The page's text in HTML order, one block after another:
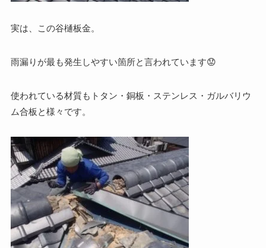
実は、この谷樋板金。
雨漏りが最も発生しやすい箇所と言われています😟
使われている材質もトタン・銅板・ステンレス・ガルバリウ
ム合板と様々です。